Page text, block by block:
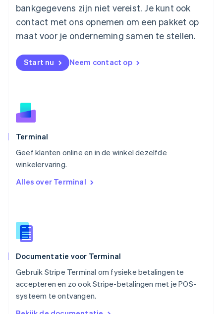
bankgegevens zijn niet vereist. Je kunt ook
contact met ons opnemen om een pakket op
maat voor je onderneming samen te stellen.
Start nu Neem contact op
Terminal
Geef klanten online en in de winkel dezelfde
winkelervaring.
Alles over Terminal
Documentatie voor Terminal
Gebruik Stripe Terminal om fysieke betalingen te
accepteren en zo ook Stripe-betalingen met je POS-
systeem te ontvangen.
Mexico
Español
Nederland
NederlandsEnglish
English
Noorwegen
Polen
Portugal
Português
English
Singapore
Slovenië
Spanje
Español
ไทยEnglish
Tsjechië
English
Vasteland van China
简体中文English